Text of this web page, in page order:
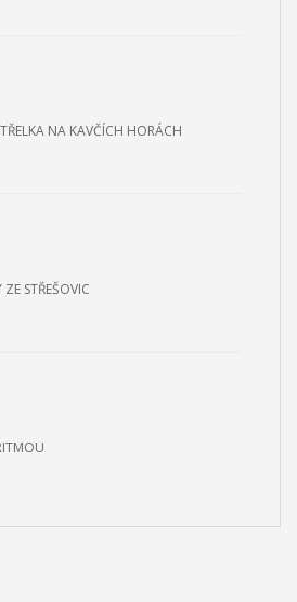
NA KAVČÍCH HORÁCH
STŘEŠOVIC